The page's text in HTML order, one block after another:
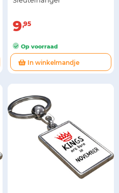
9 95
Op voorraad
In winkelmandje